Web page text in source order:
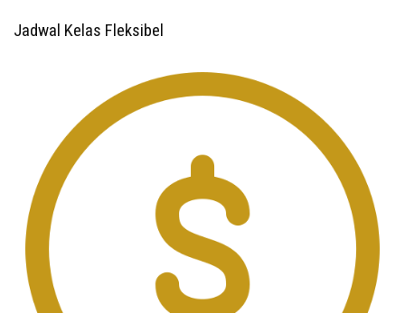
Jadwal Kelas Fleksibel